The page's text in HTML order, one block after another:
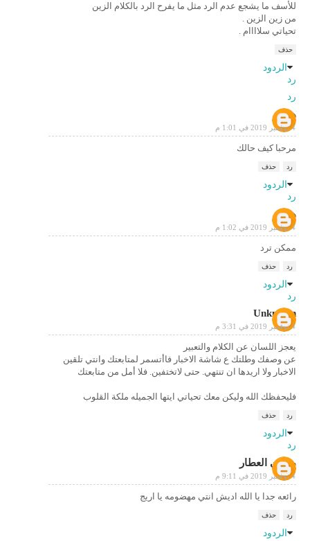
للأسف ما يشجع عدم الرد مثل ما يفرح الرد بالكلام الزين
من زين الزين .
تحياتي سلاااام .
حذف
الردود
رد
رد
هشام
4 نوفمبر 2019 في 1:01 م
مرحبا كيف حالك
رد حذف
الردود
رد
هشام
4 نوفمبر 2019 في 1:02 م
ممكن ترد
رد حذف
الردود
رد
Unknown
4 نوفمبر 2019 في 3:31 م
يعجز اللسان عن الكلام والتعبير
عن وصفك وطلتك ع شاشة الاخبار فاأتسمر لمتابعتك وانتي تلقين
الاخبار ولا اريدها ان تنتهي. حتى لاتختفين. فلا أمل من متابعتك
فليحفظك الله وليكن معك تحياتي ايتها الجميله ملكة القلوب
رد حذف
الردود
رد
مجدي العطار
4 نوفمبر 2019 في 9:11 م
رائعه جدا يا الله اديش انتي مهضومه يا اريج
رد حذف
الردود